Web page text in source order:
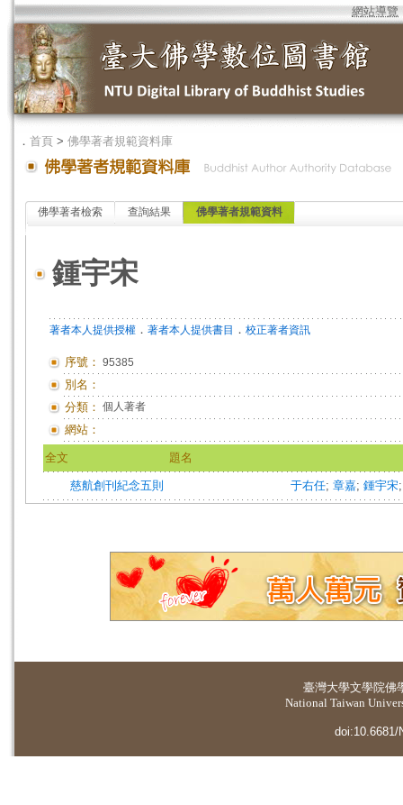
網站導覽
． 首頁 > 佛學著者規範資料庫
佛學著者檢索 查詢結果 佛學著者規範資料
鍾宇宋
著者本人提供授權 ． 著者本人提供書目 ． 校正著者資訊
序號： 95385
別名：
分類： 個人著者
網站：
全文 題名
慈航創刊紀念五則 于右任; 章嘉; 鍾宇宋
臺灣大學文學院佛
National Taiwan
doi:10.6681/